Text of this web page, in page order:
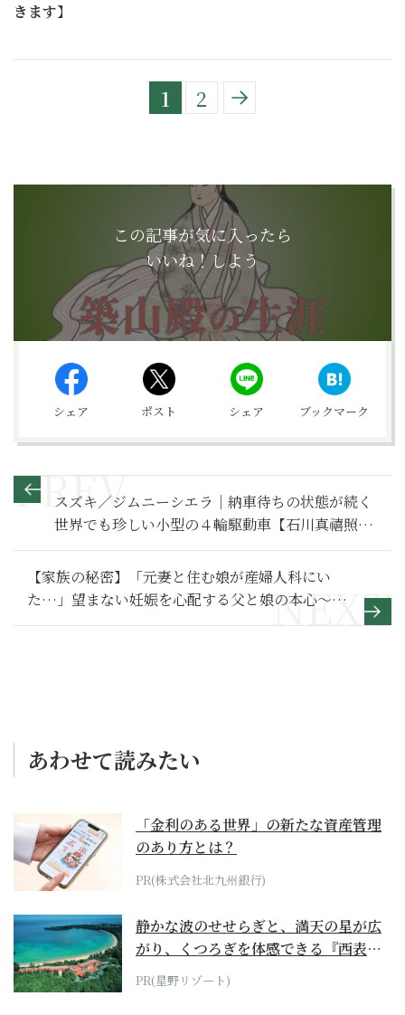
きます】
1 2
この記事が気に入ったら
いいね！しよう
シェア ポスト シェア ブックマーク
スズキ／ジムニーシエラ｜納車待ちの状態が続く
世界でも珍しい小型の４輪駆動車【石川真禧照の
名車を利く】
【家族の秘密】「元妻と住む娘が産婦人科にい
た…」望まない妊娠を心配する父と娘の本心～そ
の１～
あわせて読みたい
「金利のある世界」の新たな資産管理
のあり方とは？
PR(株式会社北九州銀行)
静かな波のせせらぎと、満天の星が広
がり、くつろぎを体感できる『西表島
ホテル by...
PR(星野リゾート)